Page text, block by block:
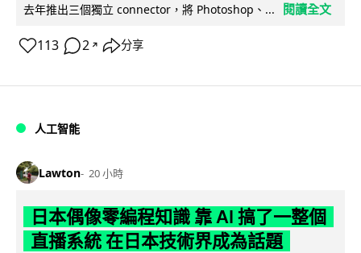
去年推出三個獨立 connector，將 Photoshop、...
閱讀全文
113 2 ↗ 分享
人工智能
Lawton 20 小時
日本偶像零編程知識 靠 AI 搞了一整個
直播系統 在日本技術界成為話題